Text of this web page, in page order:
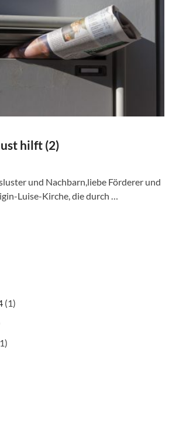
hilft (2)
und Nachbarn,liebe Förderer und
Luise-Kirche, die durch …
(1)